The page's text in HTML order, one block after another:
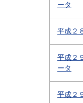
ータ
平成２
平成２
ータ
平成２